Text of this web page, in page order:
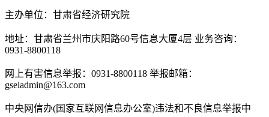
主办单位：甘肃省经济研究院
地址：甘肃省兰州市庆阳路60号信息大厦4层 业务咨询：
0931-8800118
网上有害信息举报：0931-8800118 举报邮箱：
gseiadmin@163.com
中央网信办(国家互联网信息办公室)违法和不良信息举报中